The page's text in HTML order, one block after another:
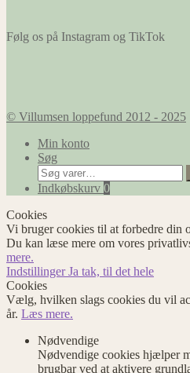
Følg os på Instagram og TikTok
© Villumsen loppefund 2012 - 2025
Min konto
Søg
Søg
efter:
Indkøbskurv 0
Cookies
Vi bruger cookies til at forbedre din
Du kan læse mere om vores
mere.
IndstillingerJa tak, til det hele
Cookies
Vælg, hvilken slags cookies du vil
år. Læs mere.
Nødvendige
Nødvendige cookies hjælper
brugbar ved at aktivere